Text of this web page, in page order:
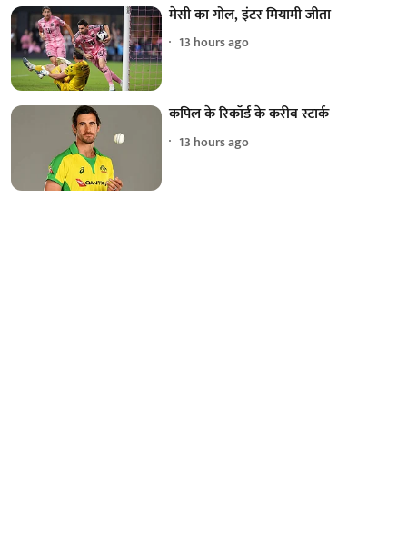
मेसी का गोल, इंटर मियामी जीता
13 hours ago
कपिल के रिकॉर्ड के करीब स्टार्क
13 hours ago